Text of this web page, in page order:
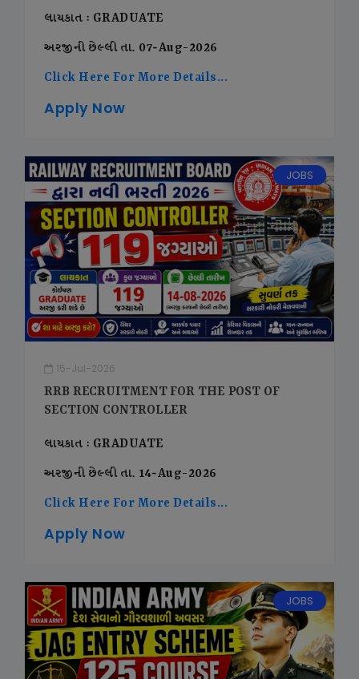
લાયકાત : GRADUATE
અરજીની છેલ્લી તા. 07-Aug-2026
Click Here For More Details...
Apply Now
JOBS
15-Jul-2026
RRB RECRUITMENT FOR THE POST OF
SECTION CONTROLLER
લાયકાત : GRADUATE
અરજીની છેલ્લી તા. 14-Aug-2026
Click Here For More Details...
Apply Now
JOBS